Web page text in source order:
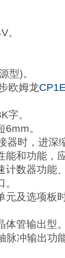
。
型)。
欧姆龙
字。
。
器时，进深
和功能，
计数器功能
元及选项板
管输出型。
脉冲输出功